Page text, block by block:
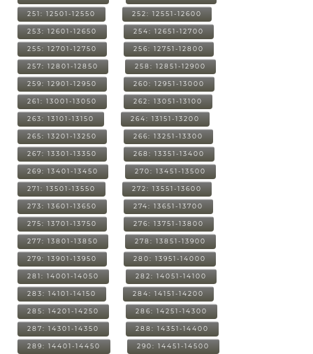
251: 12501-12550 252: 12551-12600
253: 12601-12650 254: 12651-12700
255: 12701-12750 256: 12751-12800
257: 12801-12850 258: 12851-12900
259: 12901-12950 260: 12951-13000
261: 13001-13050 262: 13051-13100
263: 13101-13150 264: 13151-13200
265: 13201-13250 266: 13251-13300
267: 13301-13350 268: 13351-13400
269: 13401-13450 270: 13451-13500
271: 13501-13550 272: 13551-13600
273: 13601-13650 274: 13651-13700
275: 13701-13750 276: 13751-13800
277: 13801-13850 278: 13851-13900
279: 13901-13950 280: 13951-14000
281: 14001-14050 282: 14051-14100
283: 14101-14150 284: 14151-14200
285: 14201-14250 286: 14251-14300
287: 14301-14350 288: 14351-14400
289: 14401-14450 290: 14451-14500